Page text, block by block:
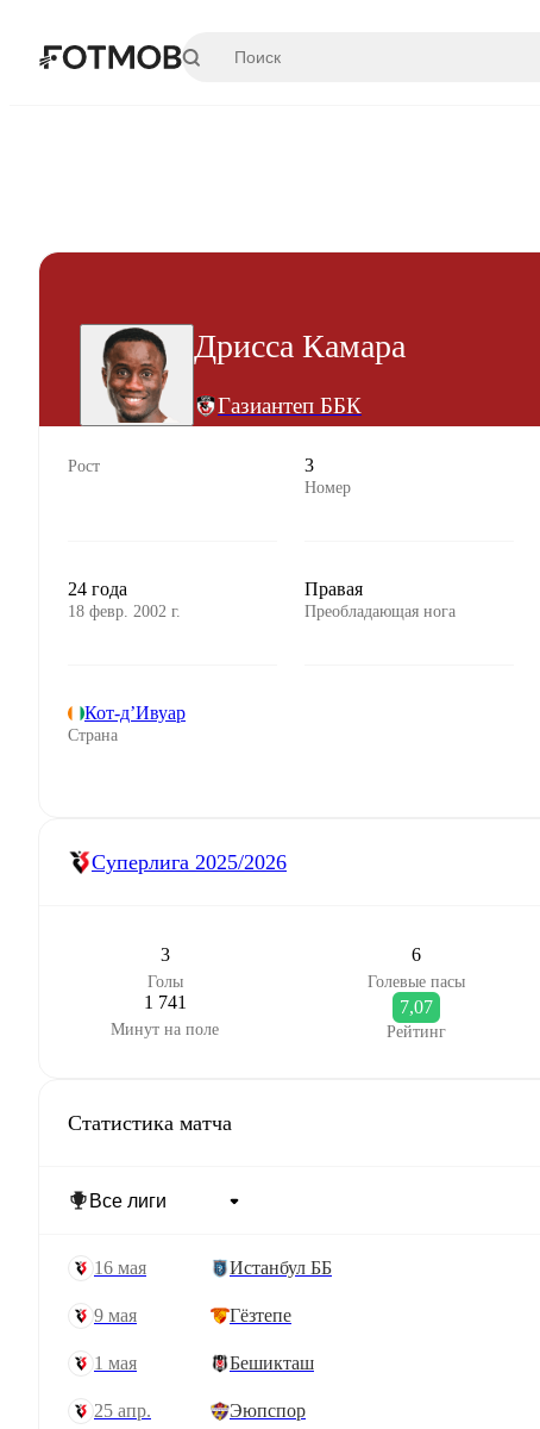
Дрисса Камара
Газиантеп ББК
Рост 3
Номер
24 года
18 февр. 2002 г.
Правая
Преобладающая нога
Кот-д’Ивуар
Страна
Суперлига 2025/2026
3
Голы
6
Голевые пасы
1 741
Минут на поле
7,07
Рейтинг
Статистика матча
16 мая Истанбул ББ
9 мая Гёзтепе
1 мая Бешикташ
25 апр. Эюпспор